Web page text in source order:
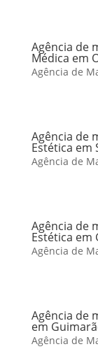
Agência de
Médica em
Agência de
Agência de
Estética em
Agência de
Agência de
Estética em
Agência de
Agência de
em
Agência de